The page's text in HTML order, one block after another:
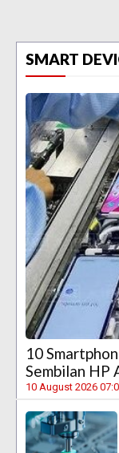
SMART
10
Sembilan HP
10 August 2026